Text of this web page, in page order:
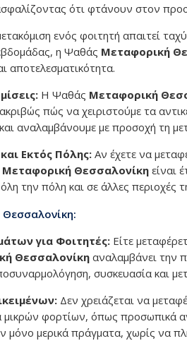
ότι φτάνουν στον
ενός φοιτητή απαιτεί
η Ψαθάς Μεταφορική
αποτελεσματικότητα.
Η Ψαθάς Μεταφορική
πώς να χειριστούμε τα
και αναλαμβάνουμε με προσοχή τη
Εκτός Πόλης: Αν έχετε να
Μεταφορική Θεσσαλονίκη είναι
την πόλη και σε άλλες περιοχές
για Φοιτητές: Είτε
Θεσσαλονίκη αναλαμβάνει την
συσκευασία και
Δεν χρειάζεται να
μικρών φορτίων, όπως προσωπικά
μόνο μερικά πράγματα, χωρίς να